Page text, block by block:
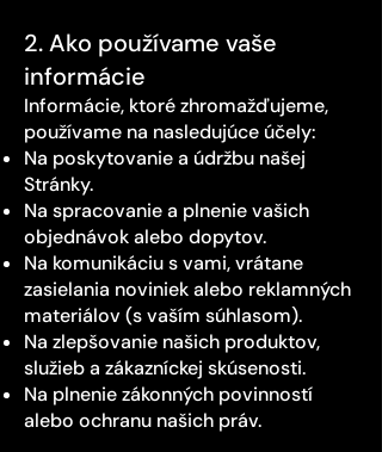
2. Ako používame vaše
informácie
Informácie, ktoré zhromažďujeme,
používame na nasledujúce účely:
Na poskytovanie a údržbu našej
Stránky.
Na spracovanie a plnenie vašich
objednávok alebo dopytov.
Na komunikáciu s vami, vrátane
zasielania noviniek alebo reklamných
materiálov (s vaším súhlasom).
Na zlepšovanie našich produktov,
služieb a zákazníckej skúsenosti.
Na plnenie zákonných povinností
alebo ochranu našich práv.